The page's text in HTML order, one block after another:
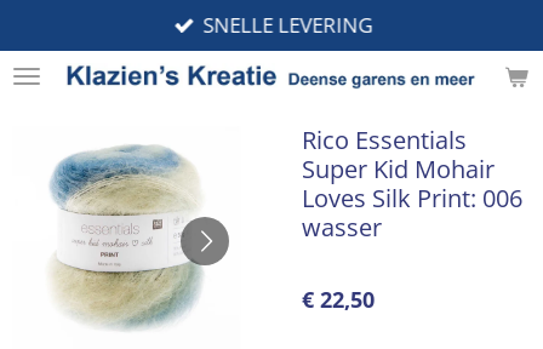
direct
naar
hoofdinhoud
SNELLE LEVERING
Rico Essentials
Super Kid Mohair
Loves Silk Print: 006
wasser
€ 22,50